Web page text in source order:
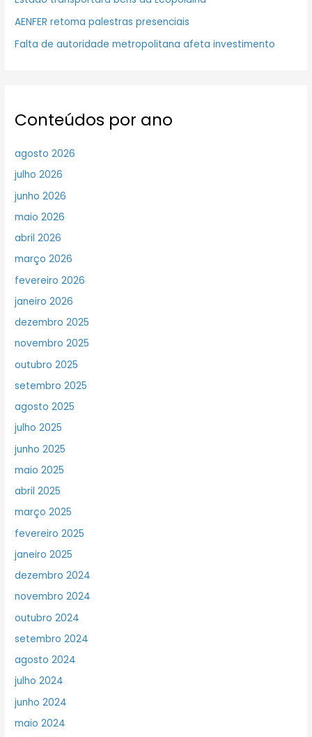
AENFER retoma palestras presenciais
Falta de autoridade metropolitana afeta investimento
Conteúdos por ano
agosto 2026
julho 2026
junho 2026
maio 2026
abril 2026
março 2026
fevereiro 2026
janeiro 2026
dezembro 2025
novembro 2025
outubro 2025
setembro 2025
agosto 2025
julho 2025
junho 2025
maio 2025
abril 2025
março 2025
fevereiro 2025
janeiro 2025
dezembro 2024
novembro 2024
outubro 2024
setembro 2024
agosto 2024
julho 2024
junho 2024
maio 2024